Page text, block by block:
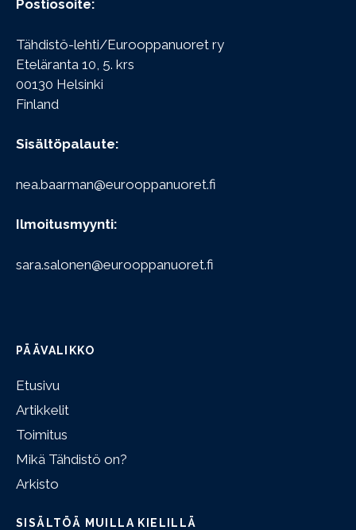
Postiosoite:
Tähdistö-lehti/Eurooppanuoret ry
Eteläranta 10, 5. krs
00130 Helsinki
Finland
Sisältöpalaute:
nea.baarman@eurooppanuoret.fi
Ilmoitusmyynti:
sara.salonen@eurooppanuoret.fi
PÄÄVALIKKO
Etusivu
Artikkelit
Toimitus
Mikä Tähdistö on?
Arkisto
SISÄLTÖÄ MUILLA KIELILLÄ